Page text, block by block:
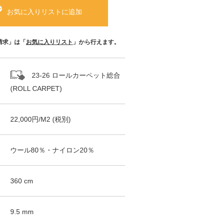
お気に入りリストに追加
」は「 お気に入りリスト 」から行えます。
23-26 ロールカーペット総合
(ROLL CARPET)
22,000円/M2 (税別)
ウール80％・ナイロン20％
360 cm
9.5 mm